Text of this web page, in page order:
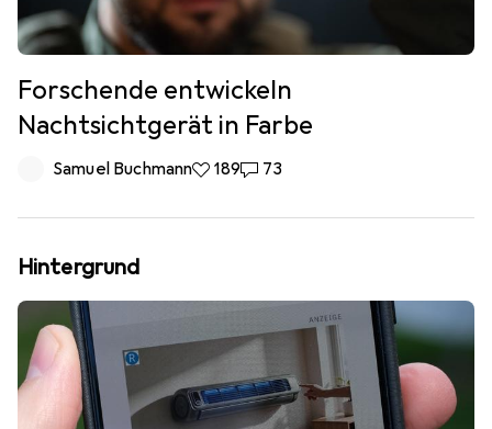
Forschende entwickeln
Nachtsichtgerät in Farbe
Samuel Buchmann189 Likes
18973 Kommentare
73
Hintergrund